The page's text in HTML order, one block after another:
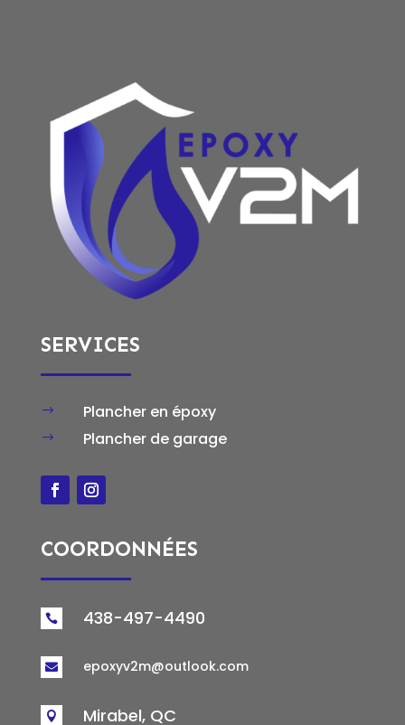
SERVICES
$ Plancher en époxy
$ Plancher de garage
COORDONNÉES
 438-497-4490
 epoxyv2m@outlook.com
 Mirabel, QC